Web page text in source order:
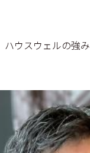
ハウスウェルの強み